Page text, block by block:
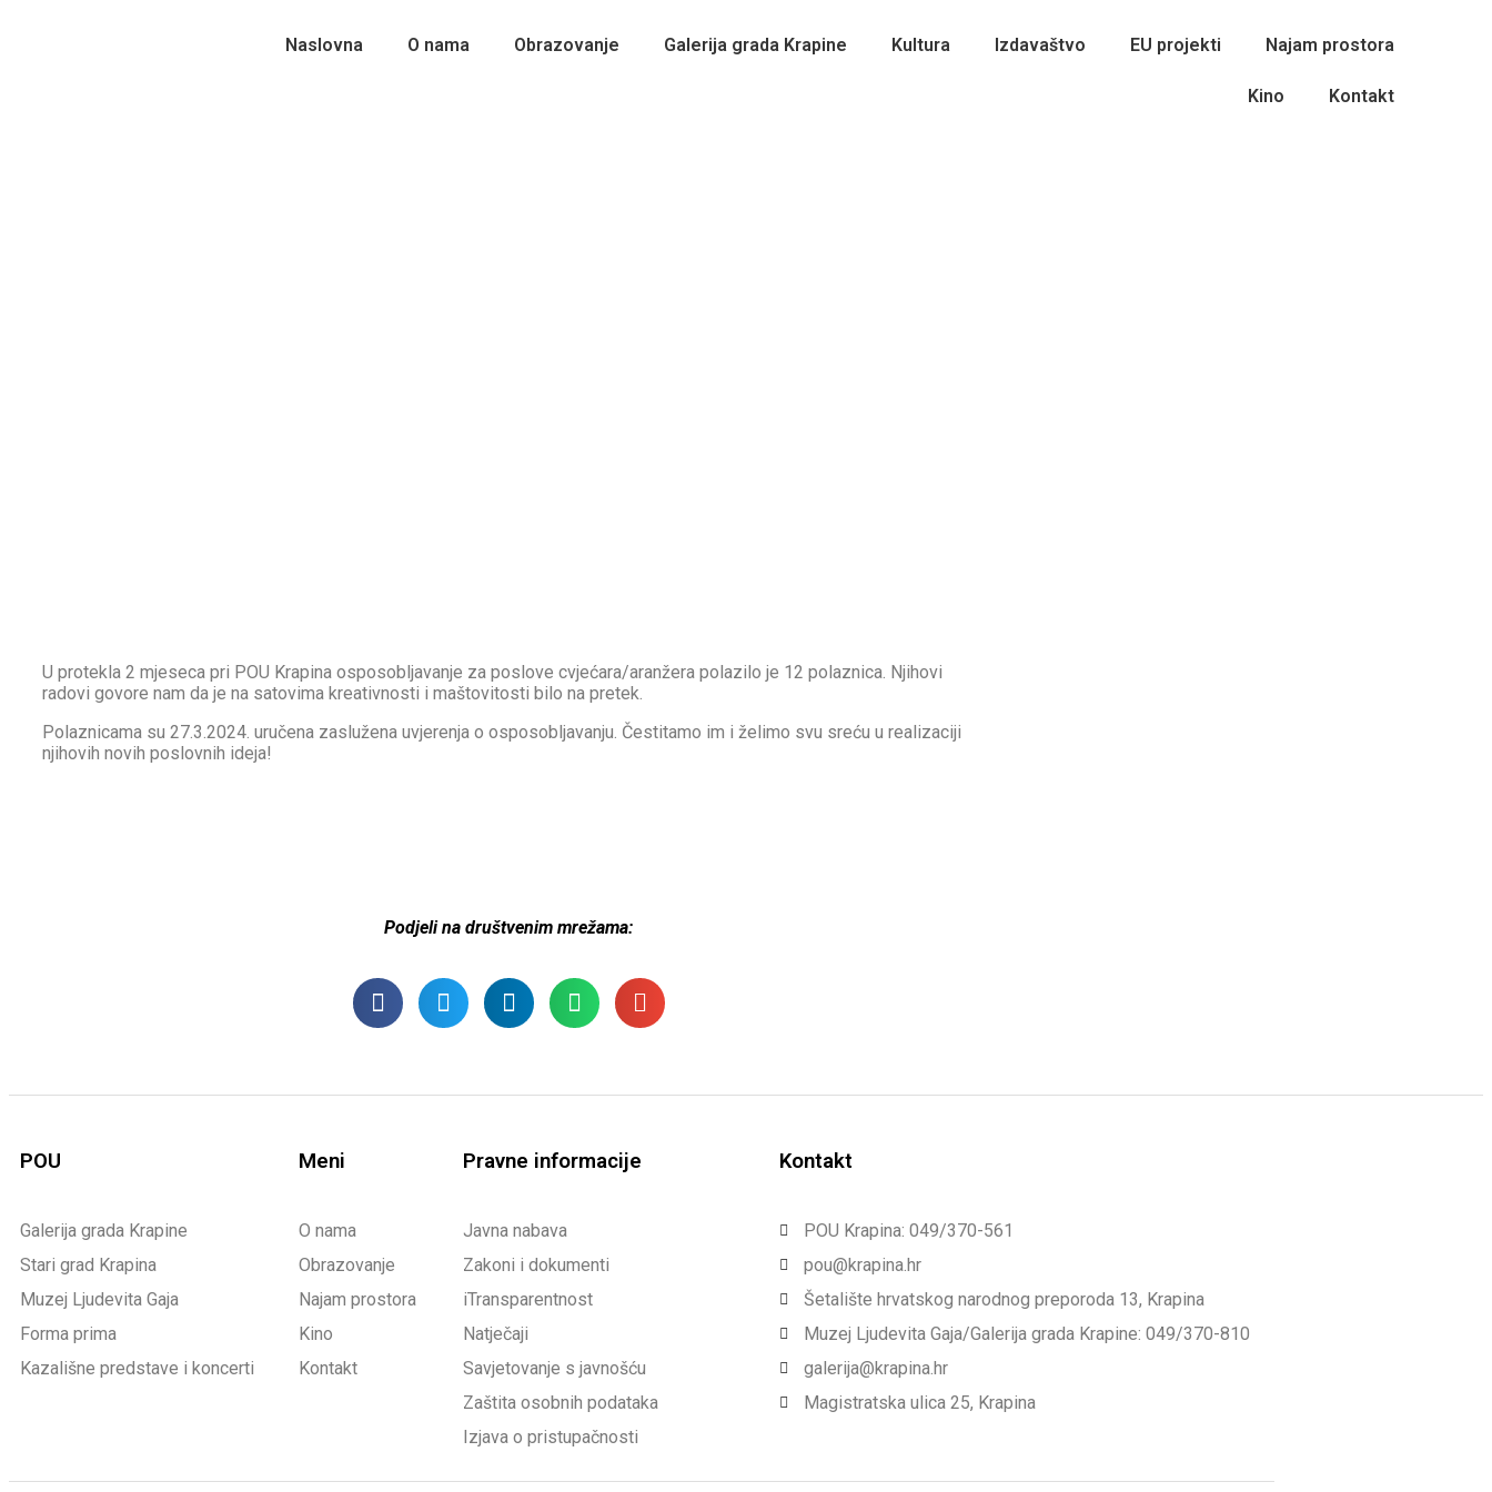
Naslovna O nama Obrazovanje Galerija grada Krapine Kultura Izdavaštvo EU projekti Najam prostora
Kino Kontakt
U protekla 2 mjeseca pri POU Krapina osposobljavanje za poslove cvjećara/aranžera polazilo je 12 polaznica. Njihovi
radovi govore nam da je na satovima kreativnosti i maštovitosti bilo na pretek.
Polaznicama su 27.3.2024. uručena zaslužena uvjerenja o osposobljavanju. Čestitamo im i želimo svu sreću u realizaciji
njihovih novih poslovnih ideja!
Podjeli na društvenim mrežama:
POU
Galerija grada Krapine
Stari grad Krapina
Muzej Ljudevita Gaja
Forma prima
Kazališne predstave i koncerti
Meni
O nama
Obrazovanje
Najam prostora
Kino
Kontakt
Pravne informacije
Javna nabava
Zakoni i dokumenti
iTransparentnost
Natječaji
Savjetovanje s javnošću
Zaštita osobnih podataka
Izjava o pristupačnosti
Kontakt
POU Krapina: 049/370-561
pou@krapina.hr
Šetalište hrvatskog narodnog preporoda 13, Krapina
Muzej Ljudevita Gaja/Galerija grada Krapine: 049/370-810
galerija@krapina.hr
Magistratska ulica 25, Krapina